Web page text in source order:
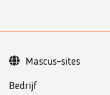
Bedrijf
Mascus-sites